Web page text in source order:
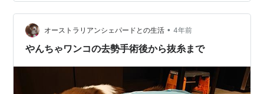
ていましたが、予想に反してお利口さんの茶々。 そし
て、茶々に意地悪？をするGuoぱんだに反抗するなんと
も優しいニイちゃんでありました。…
オーストラリアンシェパードとの生活 • 4年前
やんちゃワンコの去勢手術後から抜糸まで